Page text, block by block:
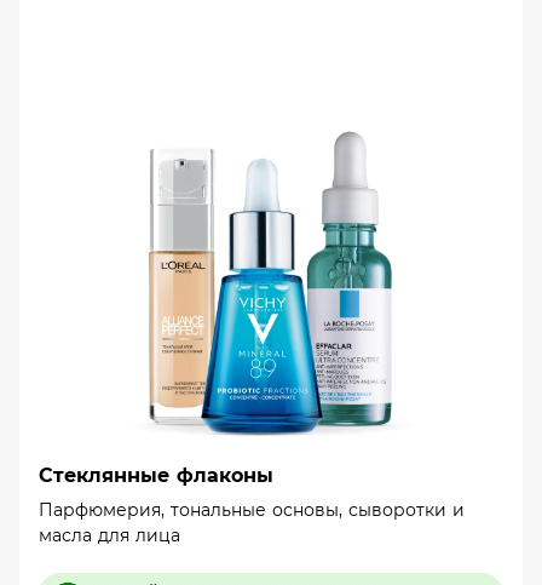
Стеклянные флаконы
Парфюмерия, тональные основы, сыворотки и
масла для лица